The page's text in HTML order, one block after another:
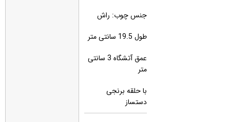
جنس چوب: راش
طول 19.5 سانتی متر
عمق آتشگاه 3 سانتی
متر
با حلقه برنجی
دستساز